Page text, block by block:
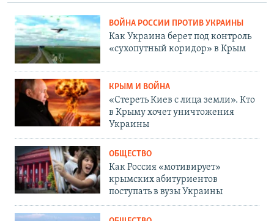
ВОЙНА РОССИИ ПРОТИВ УКРАИНЫ
Как Украина берет под контроль
«сухопутный коридор» в Крым
КРЫМ И ВОЙНА
«Стереть Киев с лица земли». Кто
в Крыму хочет уничтожения
Украины
ОБЩЕСТВО
Как Россия «мотивирует»
крымских абитуриентов
поступать в вузы Украины